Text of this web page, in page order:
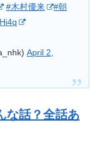
#木村優来
#朝
April 2,
な話？全話あ